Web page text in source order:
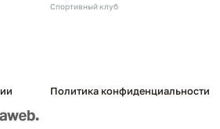
Спортивный клуб
Политика конфиденциальности